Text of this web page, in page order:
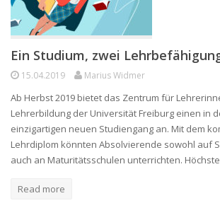
Ein Studium, zwei
15.04.2019 Marius Widmer
Ab Herbst 2019 bietet das Zentrum für
Lehrerbildung der Universität Freiburg einen in
einzigartigen neuen Studiengang an. Mit dem
Lehrdiplom könnten Absolvierende sowohl auf
auch an Maturitätsschulen unterrichten.
Read more